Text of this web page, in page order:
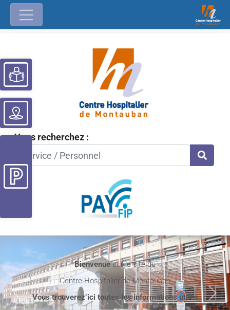
Vous recherchez :
Ouvrir la barre d’outils
Bienvenuesur le site du
Centre Hospitalier de Montauban
Vous trouverez ici toutes les informations utiles
Previous